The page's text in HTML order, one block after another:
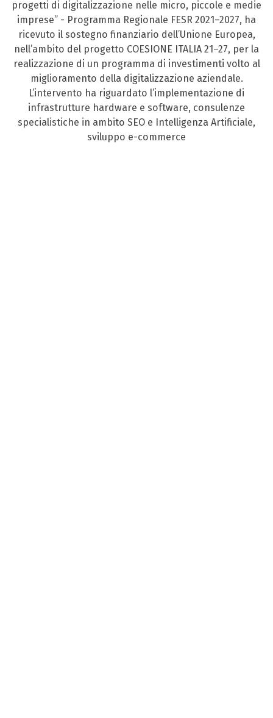
progetti di digitalizzazione nelle micro, piccole e medie
imprese” - Programma Regionale FESR 2021–2027, ha
ricevuto il sostegno finanziario dell’Unione Europea,
nell’ambito del progetto COESIONE ITALIA 21–27, per la
realizzazione di un programma di investimenti volto al
miglioramento della digitalizzazione aziendale.
L’intervento ha riguardato l’implementazione di
infrastrutture hardware e software, consulenze
specialistiche in ambito SEO e Intelligenza Artificiale,
sviluppo e-commerce